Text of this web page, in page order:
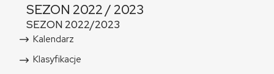
SEZON 2022 / 2023
SEZON 2022/2023
Kalendarz
Klasyfikacje